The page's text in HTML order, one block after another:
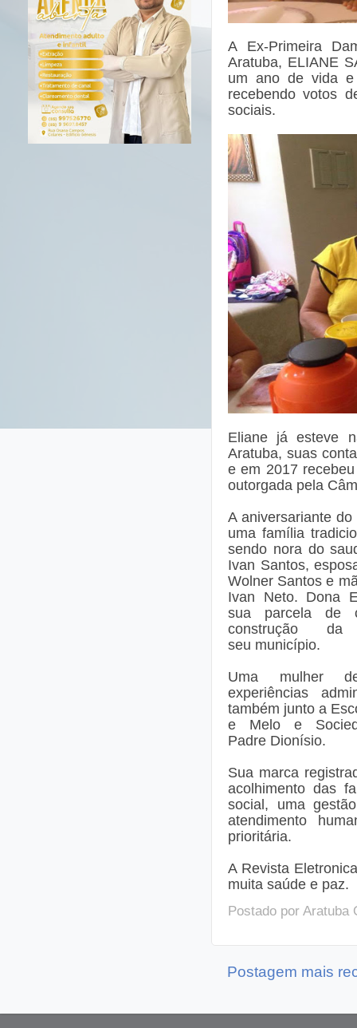
A Ex-Primeira
Aratuba, ELIANE
um ano de vida e
recebendo votos
sociais.
Eliane já esteve
Aratuba, suas
e em 2017
outorgada pela
A aniversariante
uma família
sendo nora do
Ivan Santos,
Wolner Santos e
Ivan Neto. Dona
sua parcela de
construção
seu município.
Uma mulher
experiências
também junto a
e Melo e
Padre Dionísio.
Sua marca
acolhimento das
social, uma
atendimento
prioritária.
A Revista
muita saúde e paz.
Postado por Aratuba
Postagem mais